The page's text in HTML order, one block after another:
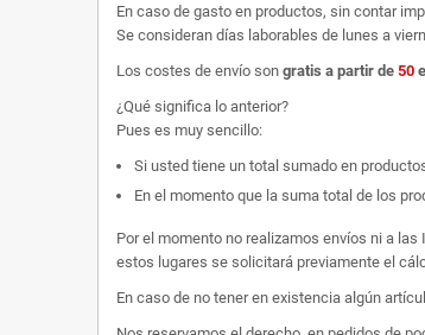
En caso de gasto en productos, sin contar
Se consideran días laborables de lunes a
Los costes de envío son gratis a partir de 50
¿Qué significa lo anterior?
Pues es muy sencillo:
Si usted tiene un total sumado en
En el momento que la suma total de los
Por el momento no realizamos envíos ni a
estos lugares se solicitará previamente el
En caso de no tener en existencia algún